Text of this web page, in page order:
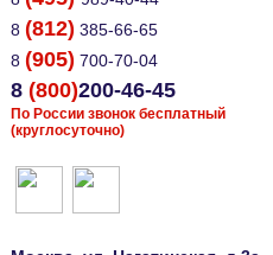
8 (812) 385-66-65
8 (905) 700-70-04
8 (800)200-46-45
По России звонок бесплатный
(круглосуточно)